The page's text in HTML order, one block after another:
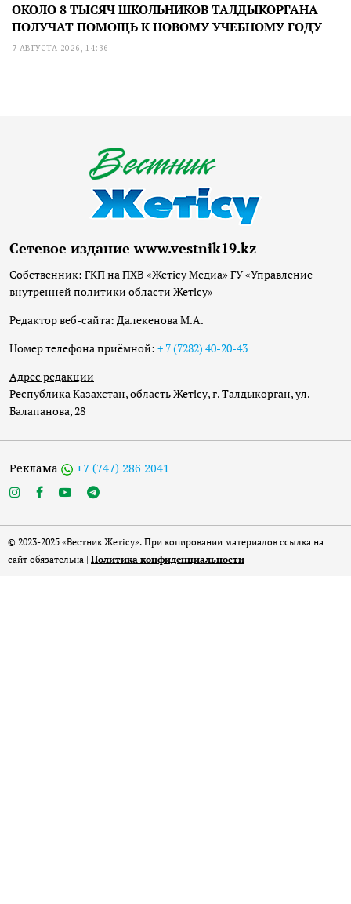
ОКОЛО 8 ТЫСЯЧ ШКОЛЬНИКОВ ТАЛДЫКОРГАНА
ПОЛУЧАТ ПОМОЩЬ К НОВОМУ УЧЕБНОМУ ГОДУ
7 АВГУСТА 2026, 14:36
Сетевое издание www.vestnik19.kz
Собственник: ГКП на ПХВ «Жетісу Медиа» ГУ «Управление
внутренней политики области Жетісу»
Редактор веб-сайта: Далекенова М.А.
Номер телефона приёмной: + 7 (7282) 40-20-43
Адрес редакции
Республика Казахстан, область Жетісу, г. Талдыкорган, ул.
Балапанова, 28
Реклама +7 (747) 286 2041
© 2023-2025 «Вестник Жетісу». При копировании материалов ссылка на
сайт обязательна | Политика конфиденциальности